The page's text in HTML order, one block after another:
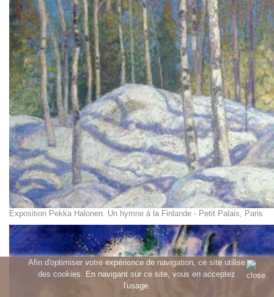
Afin d'optimiser votre expérience de navigation, ce site utilise
des cookies. En navigant sur ce site, vous en acceptez
l'usage.
Exposition Pekka Halonen. Un hymne à la Finlande - Petit Palais, Paris